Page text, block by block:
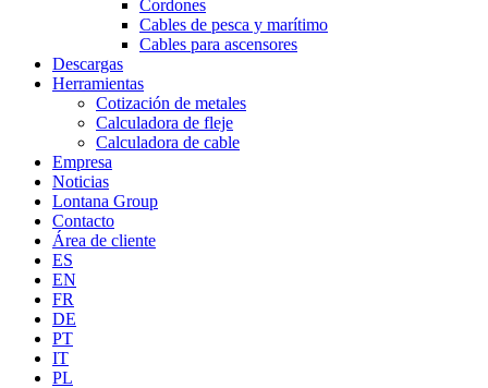
Cordones
Cables de pesca y marítimo
Cables para ascensores
Descargas
Herramientas
Cotización de metales
Calculadora de fleje
Calculadora de cable
Empresa
Noticias
Lontana Group
Contacto
Área de cliente
ES
EN
FR
DE
PT
IT
PL